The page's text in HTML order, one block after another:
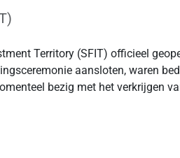
Territory (SFIT) officieel
aansloten, waren
bezig met het verkrijgen